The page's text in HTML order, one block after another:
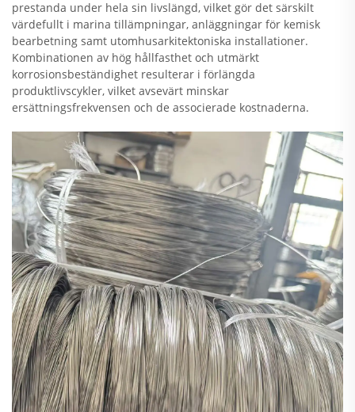
prestanda under hela sin livslängd, vilket gör det särskilt
värdefullt i marina tillämpningar, anläggningar för kemisk
bearbetning samt utomhusarkitektoniska installationer.
Kombinationen av hög hållfasthet och utmärkt
korrosionsbeständighet resulterar i förlängda
produktlivscykler, vilket avsevärt minskar
ersättningsfrekvensen och de associerade kostnaderna.